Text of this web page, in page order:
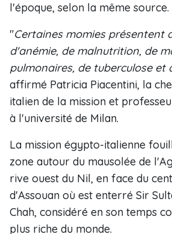
l'époque, selon la même source.
"Certaines momies présentent
d'anémie, de malnutrition, de
pulmonaires, de tuberculose et
affirmé Patricia Piacentini, la
italien de la mission et
à l'université de Milan.
La mission égypto-italienne
zone autour du mausolée de
rive ouest du Nil, en face du
d'Assouan où est enterré Sir
Chah, considéré en son temps
plus riche du monde.